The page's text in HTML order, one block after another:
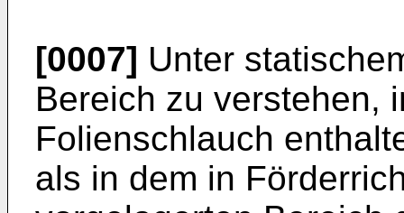
[0007] Unter
Bereich zu verstehen,
Folienschlauch
als in dem in